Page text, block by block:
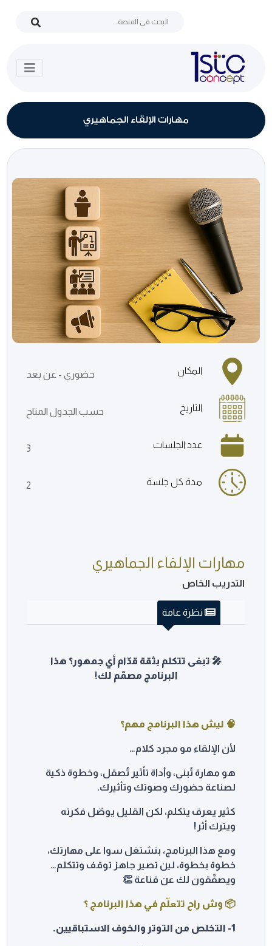
مهارات الإلقاء الجماهيري
المكان حضوري - عن بعد
التاريخ حسب الجدول المتاح
عدد الجلسات 3
مدة كل جلسة 2
مهارات الإلقاء الجماهيري
التدريب الخاص
نظرة عامة
🎤 تبغى تتكلم بثقة قدّام أي جمهور؟ هذا
البرنامج مصمّم لك!
🧠 ليش هذا البرنامج مهم؟
لأن الإلقاء مو مجرد كلام…
هو مهارة تُبنى، وأداة تأثير تُصقل، وخطوة ذكية
لصناعة حضورك وصوتك وتأثيرك.
كثير يعرف يتكلم، لكن القليل يوصّل فكرته
ويترك أثر!
ومع هذا البرنامج، بنشتغل سوا على مهارتك،
خطوة بخطوة، لين تصير جاهز توقف وتتكلم…
ويصفّقون لك عن قناعة 👏
📦 وش راح تتعلّم في هذا البرنامج ؟
1- التخلص من التوتر والخوف الاستباقيين.